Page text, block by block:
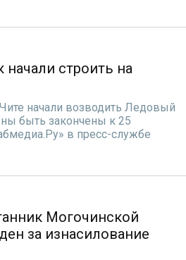
строить на
начали возводить Ледовый
быть закончены к 25
в пресс-службе
Могочинской
за изнасилование